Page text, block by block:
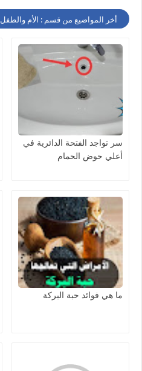
أخر المواضيع من قسم : الأم والطفل
سر تواجد الفتحة الدائرية في
أعلي حوض الحمام
ما هي فوائد حبة البركة